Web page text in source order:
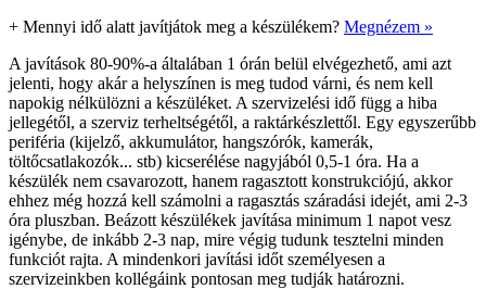
+ Mennyi idő alatt javítjátok meg a készülékem? Megnézem »
A javítások 80-90%-a általában 1 órán belül elvégezhető, ami azt
jelenti, hogy akár a helyszínen is meg tudod várni, és nem kell
napokig nélkülözni a készüléket. A szervizelési idő függ a hiba
jellegétől, a szerviz terheltségétől, a raktárkészlettől. Egy egyszerűbb
periféria (kijelző, akkumulátor, hangszórók, kamerák,
töltőcsatlakozók... stb) kicserélése nagyjából 0,5-1 óra. Ha a
készülék nem csavarozott, hanem ragasztott konstrukciójú, akkor
ehhez még hozzá kell számolni a ragasztás száradási idejét, ami 2-3
óra pluszban. Beázott készülékek javítása minimum 1 napot vesz
igénybe, de inkább 2-3 nap, mire végig tudunk tesztelni minden
funkciót rajta. A mindenkori javítási időt személyesen a
szervizeinkben kollégáink pontosan meg tudják határozni.